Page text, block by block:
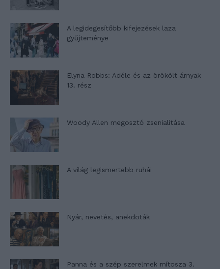
A legidegesítőbb kifejezések laza
gyűjteménye
Elyna Robbs: Adéle és az örökölt árnyak
13. rész
Woody Allen megosztó zsenialitása
A világ legismertebb ruhái
Nyár, nevetés, anekdoták
Panna és a szép szerelmek mítosza 3.